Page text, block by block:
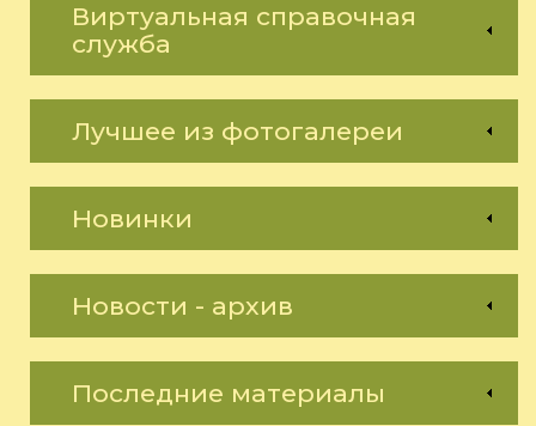
Виртуальная справочная
служба
Лучшее из фотогалереи
Новинки
Новости - архив
Последние материалы